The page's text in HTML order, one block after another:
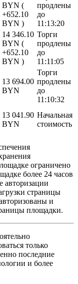
BYN (
+652.10
BYN )
продлены
до
11:13:20
14 346.10
BYN (
+652.10
BYN )
Торги
продлены
до
11:11:05
13 694.00
BYN
Торги
продлены
до
11:10:32
13 041.90
BYN
Начальная
стоимость
ограничено
более 24 часов
авторизации
страницы
и
площадки.
только
последние
и более